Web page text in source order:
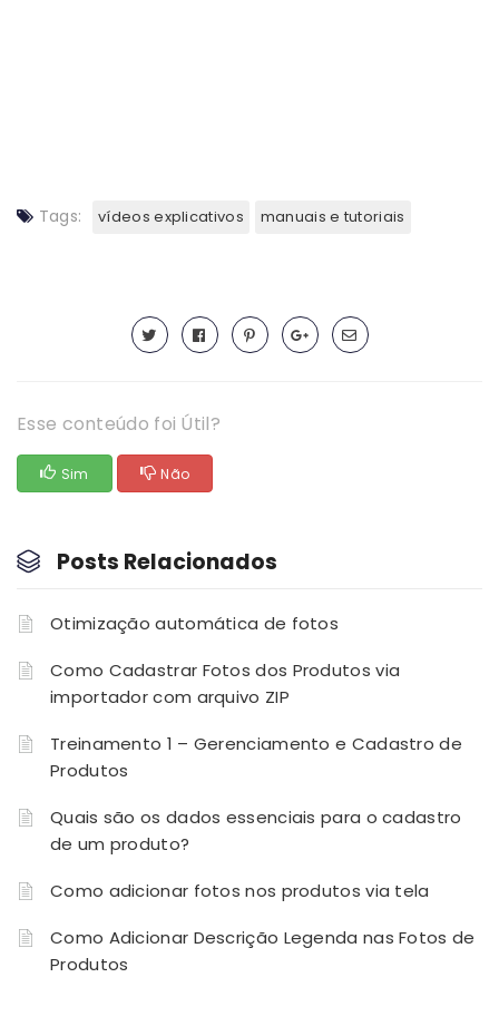
Tags: vídeos explicativos manuais e tutoriais
Esse conteúdo foi Útil?
Sim Não
Posts Relacionados
Otimização automática de fotos
Como Cadastrar Fotos dos Produtos via
importador com arquivo ZIP
Treinamento 1 – Gerenciamento e Cadastro de
Produtos
Quais são os dados essenciais para o cadastro
de um produto?
Como adicionar fotos nos produtos via tela
Como Adicionar Descrição Legenda nas Fotos de
Produtos